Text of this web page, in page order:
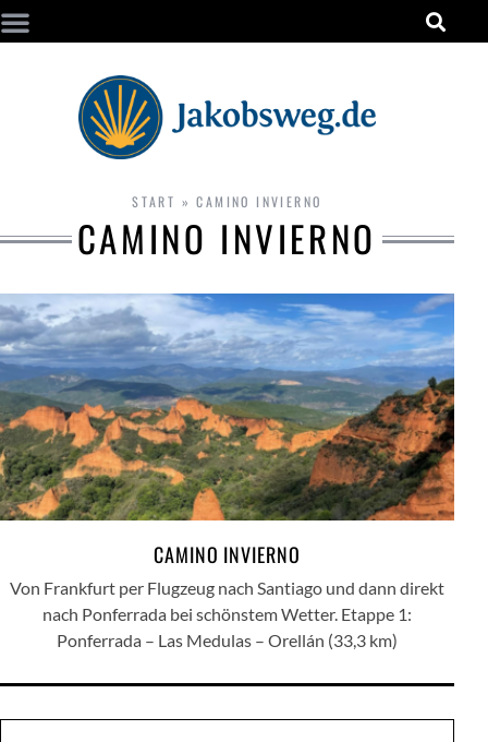
START »CAMINO INVIERNO
CAMINO INVIERNO
CAMINO INVIERNO
Von Frankfurt per Flugzeug nach Santiago und dann direkt
nach Ponferrada bei schönstem Wetter. Etappe 1:
Ponferrada – Las Medulas – Orellán (33,3 km)